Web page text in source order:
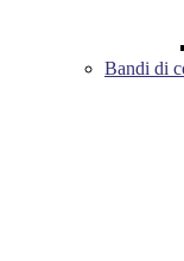
Bandi di